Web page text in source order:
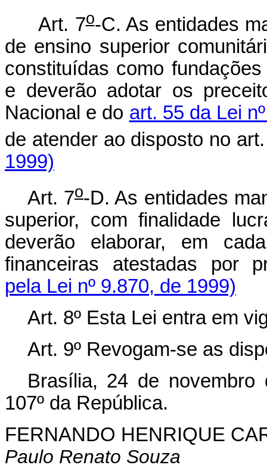
Art. 7o-C. As entidades
de ensino superior
constituídas como
e deverão adotar os
Nacional e do art. 55 da Lei
de atender ao disposto no
1999)
Art. 7o-D. As entidades
superior, com finalidade
deverão elaborar, em
financeiras atestadas por
pela Lei nº 9.870, de 1999)
Art. 8º Esta Lei entra em
Art. 9º Revogam-se as
Brasília, 24 de novembro
107º da República.
FERNANDO HENRIQUE
Paulo Renato Souza